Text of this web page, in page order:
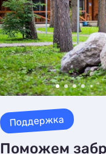
Поддержка
Поможем